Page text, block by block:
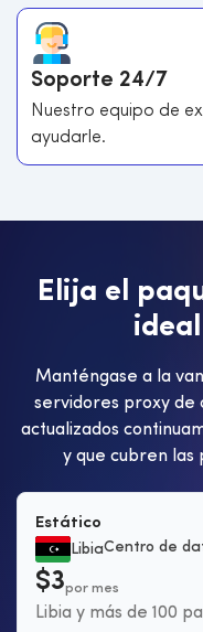
Soporte 24/7
Nuestro equipo de
ayudarle.
Elija el paq
ideal
Manténgase a la
servidores proxy de
actualizados
y que cubren las
Estático
LibiaCentro de
$3por mes
Libia y más de 100